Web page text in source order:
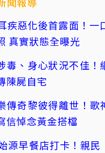
疾惡化後首露面！一
真實狀態全曝光
毒、身心狀況不佳！
陳屍自宅
傳奇黎彼得離世！歌
信悼念黃金搭檔
源早餐店打卡！親民